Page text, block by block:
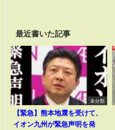
最近書いた記事
未分類
【緊急】熊本地震を受けて、
イオン九州が緊急声明を発